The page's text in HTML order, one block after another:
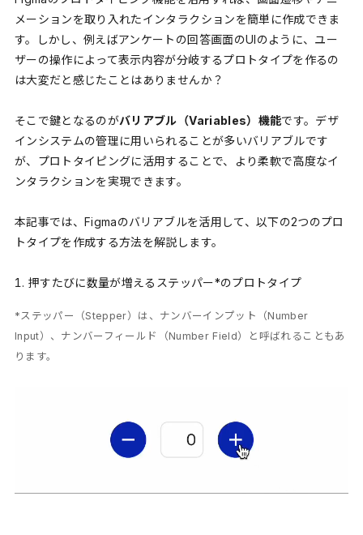
メーションを取り入れたインタラクションを簡単に作成できま
す。しかし、例えばアンケートの回答画面のUIのように、ユー
ザーの操作によって表示内容が分岐するプロトタイプを作るの
は大変だと感じたことはありませんか？
そこで鍵となるのがバリアブル（Variables）機能です。デザ
インシステムの管理に用いられることが多いバリアブルです
が、プロトタイピングに活用することで、より柔軟で高度なイ
ンタラクションを実現できます。
本記事では、Figmaのバリアブルを活用して、以下の2つのプロ
トタイプを作成する方法を解説します。
押すたびに数量が増えるステッパー*のプロトタイプ
*ステッパー（Stepper）は、ナンバーインプット（Number
Input）、ナンバーフィールド（Number Field）と呼ばれることもあ
ります。